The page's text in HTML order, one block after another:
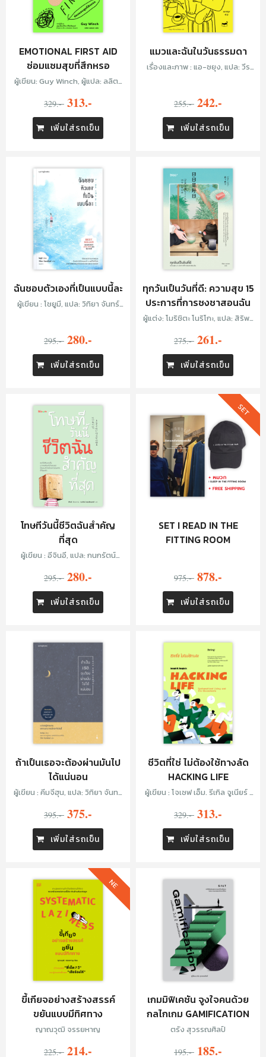
EMOTIONAL FIRST AID
ซ่อมแซมสุขที่สึกหรอ
ผู้เขียน: Guy Winch, ผู้แปล: ลลิตา
329.- 313.-
เพิ่มใส่รถเข็น
แมวและฉันในวันธรรมดา
เรื่องและภาพ : แอ-ซยุง, แปล: วีร
255.- 242.-
เพิ่มใส่รถเข็น
ฉันชอบตัวเองที่เป็นแบบนี้ละ
ผู้เขียน : โชยูมี, แปล: วิทิยา จันทร์
295.- 280.-
เพิ่มใส่รถเข็น
ทุกวันเป็นวันที่ดี: ความสุข 15
ประการที่การชงชาสอนฉัน
ผู้แต่ง: โมริชิตะ โนริโกะ, แปล: สิริพร
275.- 261.-
เพิ่มใส่รถเข็น
โทษทีวันนี้ชีวิตฉันสำคัญ
ที่สุด
ผู้เขียน : อีจินอี, แปล: กนกรัตน์
295.- 280.-
เพิ่มใส่รถเข็น
SET I READ IN THE
FITTING ROOM
975.- 878.-
เพิ่มใส่รถเข็น
SET
ถ้าเป็นเธอจะต้องผ่านมันไป
ได้แน่นอน
ผู้เขียน : คีมจีฮุน, แปล: วิทิยา จันทร์
395.- 375.-
เพิ่มใส่รถเข็น
ชีวิตที่ใช่ ไม่ต้องใช้ทางลัด
HACKING LIFE
ผู้เขียน : โจเซฟ เอ็ม. รีเกิล จูเนียร์ ,
329.- 313.-
เพิ่มใส่รถเข็น
ขี้เกียจอย่างสร้างสรรค์
ขยันแบบมีทิศทาง
ญาณวุฒิ จรรยหาญ
225.- 214.-
NE
เกมมิฟิเคชัน จูงใจคนด้วย
กลไกเกม GAMIFICATION
ตรัง สุวรรณศิลป์
195.- 185.-